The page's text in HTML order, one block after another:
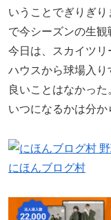
いうことでぎりぎ
で今シーズンの生観
今日は、スカイツ
ハウスから球場入
良いことはなかった
いつになるかは分か
にほんブログ村